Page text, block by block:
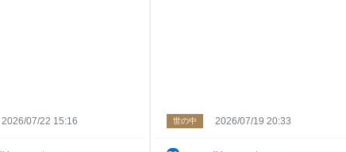
2026/07/22 15:16 世の中 2026/07/19 20:33